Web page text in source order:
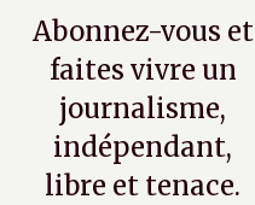
Abonnez-vous et
faites vivre un
journalisme,
indépendant,
libre et tenace.